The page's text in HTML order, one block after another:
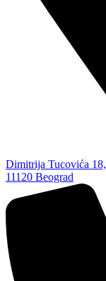
Dimitrija Tucovića 18,
11120 Beograd